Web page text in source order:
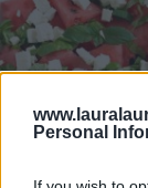
Personal